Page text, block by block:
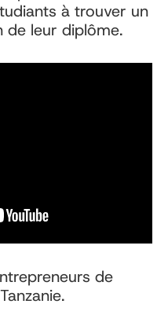
à trouver un
de leur diplôme.
de